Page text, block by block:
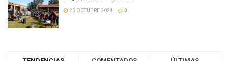
23 OCTUBRE 2024 0